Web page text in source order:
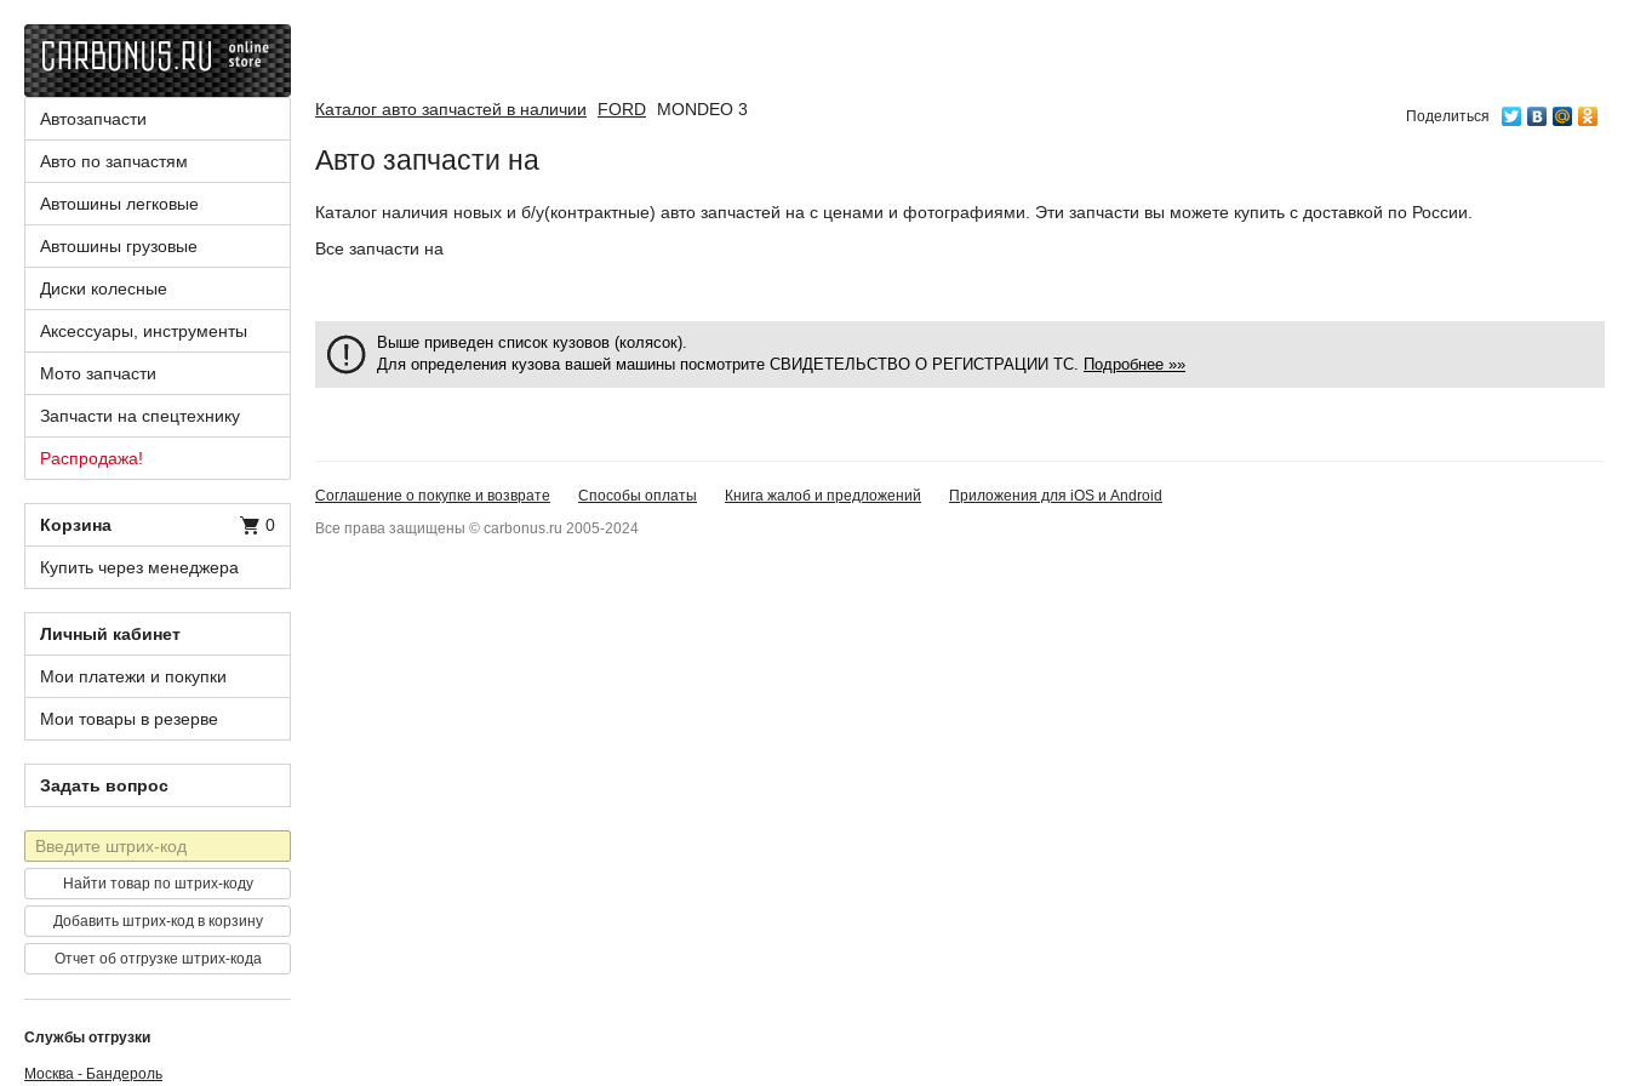
Поделиться
Каталог авто запчастей в наличии FORD MONDEO 3
Авто запчасти на
Каталог наличия новых и б/у(контрактные) авто запчастей на с ценами и фотографиями. Эти запчасти вы можете купить с доставкой по России.
Все запчасти на
Выше приведен список кузовов (колясок).
Для определения кузова вашей машины посмотрите СВИДЕТЕЛЬСТВО О РЕГИСТРАЦИИ ТС. Подробнее »»
Автозапчасти
Авто по запчастям
Автошины легковые
Автошины грузовые
Диски колесные
Аксессуары, инструменты
Мото запчасти
Запчасти на спецтехнику
Распродажа!
Корзина 0
Купить через менеджера
Личный кабинет
Мои платежи и покупки
Мои товары в резерве
Задать вопрос
Штрих-
код
Найти товар по штрих-коду
Добавить штрих-код в корзину
Отчет об отгрузке штрих-кода
Службы отгрузки
Москва - Бандероль
Соглашение о покупке и возврате Способы оплаты Книга жалоб и предложений
Приложения для iOS и Android
Все права защищены © carbonus.ru 2005-2024